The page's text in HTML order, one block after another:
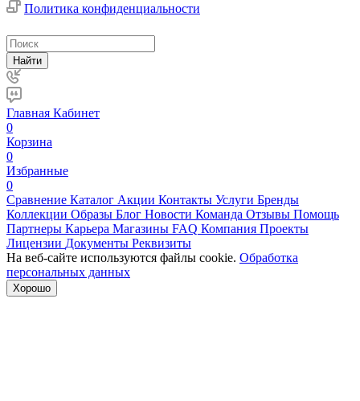
Политика конфиденциальности
Найти
Главная Кабинет
0
Корзина
0
Избранные
0
Сравнение Каталог Акции Контакты Услуги Бренды
Коллекции Образы Блог Новости Команда Отзывы Помощь
Партнеры Карьера Магазины FAQ Компания Проекты
Лицензии Документы Реквизиты
На веб-сайте используются файлы cookie. Обработка
персональных данных
Хорошо